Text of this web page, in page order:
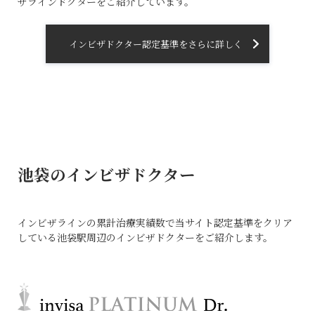
インビザドクター認定基準をさらに詳しく
池袋のインビザドクター
インビザラインの累計治療実績数で当サイト認定基準をクリア
している池袋駅周辺のインビザドクターをご紹介します。